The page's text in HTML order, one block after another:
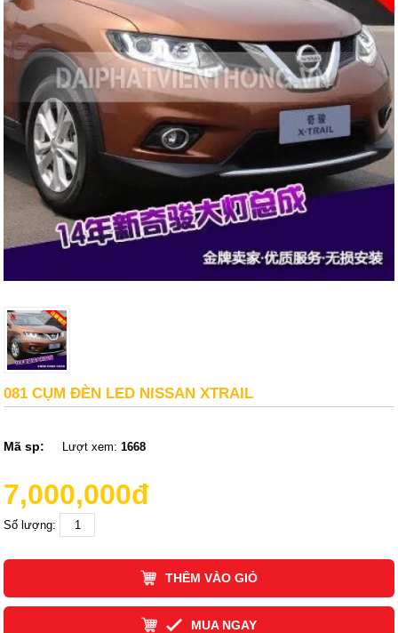
081 CỤM ĐÈN LED NISSAN XTRAIL
Mã sp: Lượt xem:1668
7,000,000đ
Số lượng:
THÊM VÀO GIỎ
MUA NGAY